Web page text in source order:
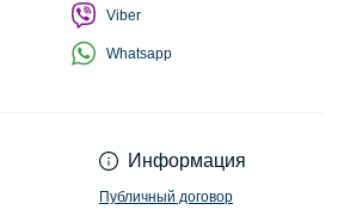
Информация
Публичный договор
Viber
Whatsapp